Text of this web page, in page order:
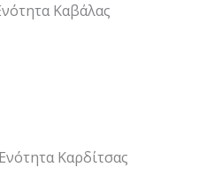
Καβάλας
Καρδίτσας